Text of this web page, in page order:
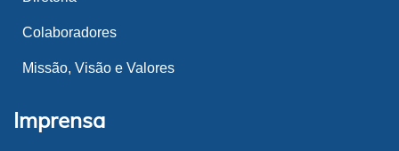
Colaboradores
Missão, Visão e Valores
Imprensa